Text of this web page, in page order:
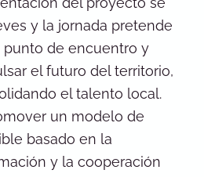
y la jornada pretende
de encuentro y
el futuro del territorio,
el talento local.
un modelo de
basado en la
y la cooperación